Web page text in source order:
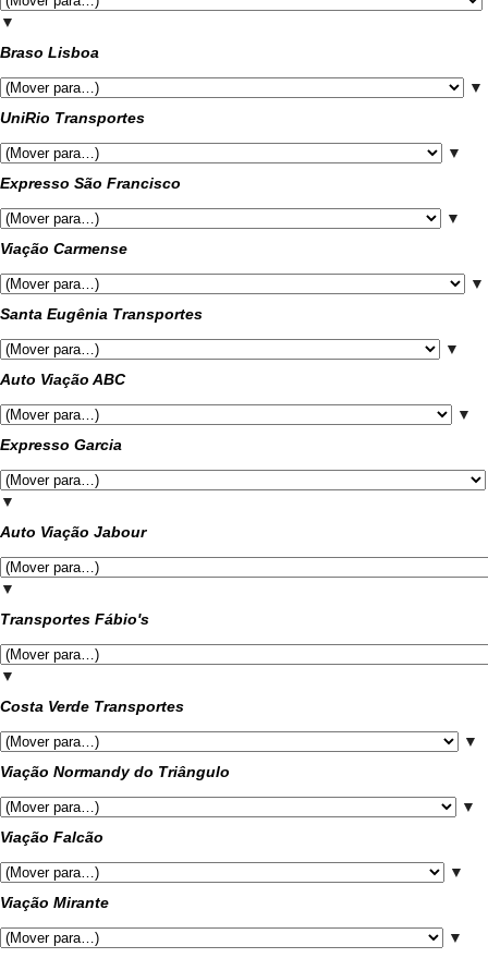
▼
Braso Lisboa
▼
UniRio Transportes
▼
Expresso São Francisco
▼
Viação Carmense
▼
Santa Eugênia Transportes
▼
Auto Viação ABC
▼
Expresso Garcia
▼
Auto Viação Jabour
▼
Transportes Fábio's
▼
Costa Verde Transportes
▼
Viação Normandy do Triângulo
▼
Viação Falcão
▼
Viação Mirante
▼